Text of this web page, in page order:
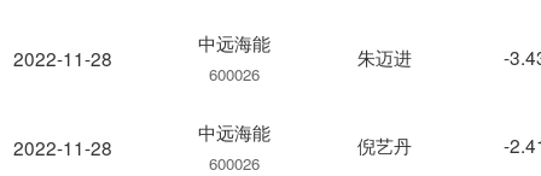
2022-11-28
2022-11-28
中远海能
600026
朱迈进 -
中远海能
600026
倪艺丹 -